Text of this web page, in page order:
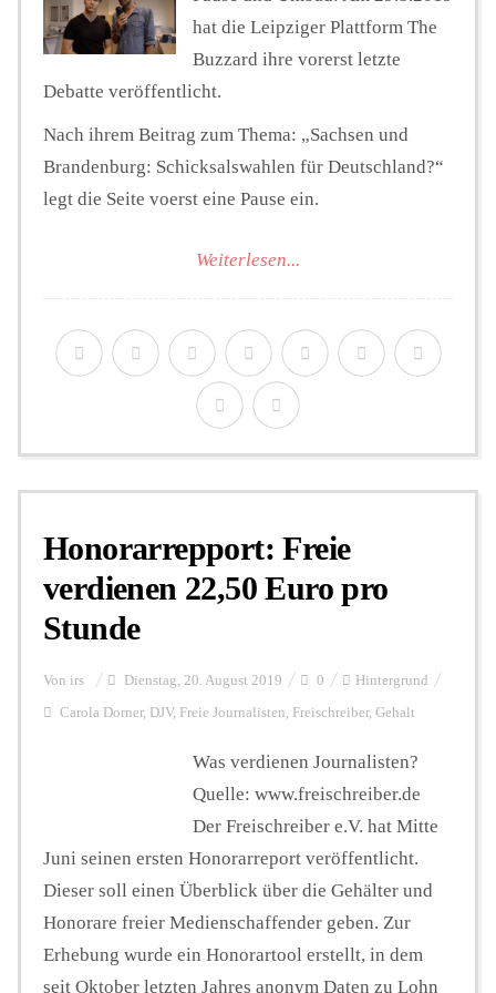
hat die Leipziger Plattform The
Buzzard ihre vorerst letzte
Debatte veröffentlicht.
Nach ihrem Beitrag zum Thema: „Sachsen und
Brandenburg: Schicksalswahlen für Deutschland?“
legt die Seite voerst eine Pause ein.
Weiterlesen...
Honorarrepport: Freie
verdienen 22,50 Euro pro
Stunde
Von irs Dienstag, 20. August 2019 0 Hintergrund
Carola Dorner, DJV, Freie Journalisten, Freischreiber, Gehalt
Was verdienen Journalisten?
Quelle: www.freischreiber.de
Der Freischreiber e.V. hat Mitte
Juni seinen ersten Honorarreport veröffentlicht.
Dieser soll einen Überblick über die Gehälter und
Honorare freier Medienschaffender geben. Zur
Erhebung wurde ein Honorartool erstellt, in dem
seit Oktober letzten Jahres anonym Daten zu Lohn